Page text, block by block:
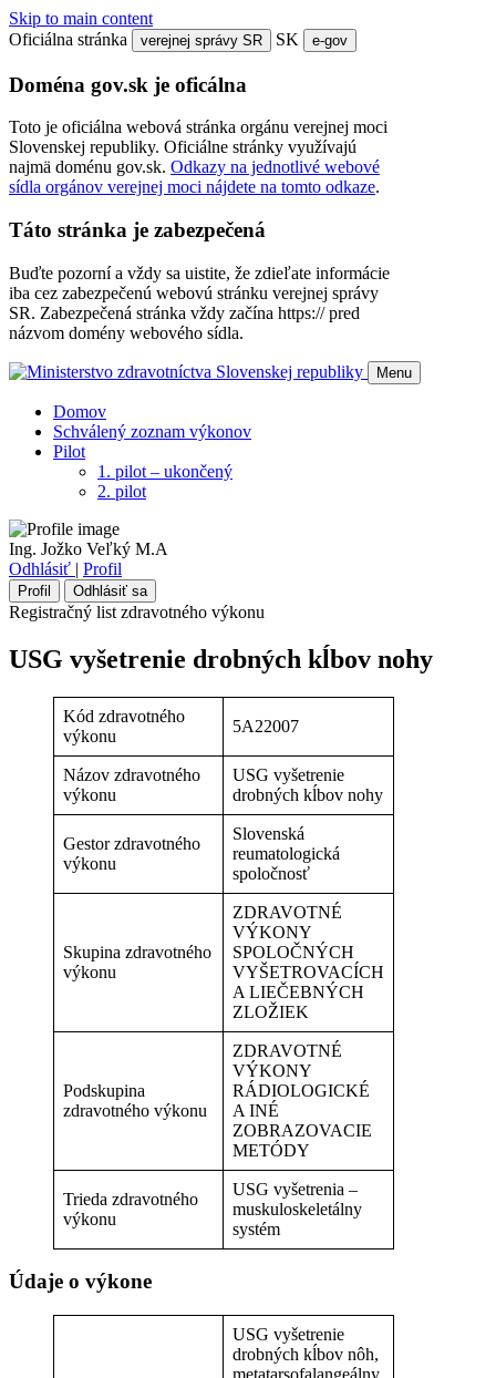
Skip to main content
Oficiálna stránka
verejnej správy SR SK e-gov
Doména gov.sk je oficálna
Toto je oficiálna webová stránka orgánu verejnej moci
Slovenskej republiky. Oficiálne stránky využívajú
najmä doménu gov.sk. Odkazy na jednotlivé webové
sídla orgánov verejnej moci nájdete na tomto odkaze.
Táto stránka je zabezpečená
Buďte pozorní a vždy sa uistite, že zdieľate informácie
iba cez zabezpečenú webovú stránku verejnej správy
SR. Zabezpečená stránka vždy začína https:// pred
názvom domény webového sídla.
Menu
Domov
Schválený zoznam výkonov
Pilot
1. pilot – ukončený
2. pilot
Ing. Jožko Veľký M.A
Odhlásiť | Profil
Profil Odhlásiť sa
Registračný list zdravotného výkonu
USG vyšetrenie drobných kĺbov nohy
Kód zdravotného
výkonu
5A22007
Názov zdravotného
výkonu
USG vyšetrenie
drobných kĺbov nohy
Gestor zdravotného
výkonu
Slovenská
reumatologická
spoločnosť
Skupina zdravotného
výkonu
ZDRAVOTNÉ
VÝKONY
SPOLOČNÝCH
VYŠETROVACÍCH
A LIEČEBNÝCH
ZLOŽIEK
Podskupina
zdravotného výkonu
ZDRAVOTNÉ
VÝKONY
RÁDIOLOGICKÉ
A INÉ
ZOBRAZOVACIE
METÓDY
Trieda zdravotného
výkonu
USG vyšetrenia –
muskuloskeletálny
systém
Údaje o výkone
USG vyšetrenie
drobných kĺbov nôh,